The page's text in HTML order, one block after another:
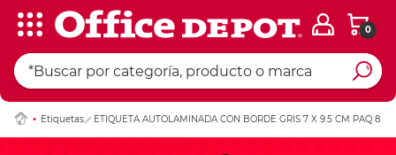
0
Etiquetas ETIQUETA AUTOLAMINADA CON BORDE GRIS 7 X 9.5 CM PAQ 8
Ingresar Codigo